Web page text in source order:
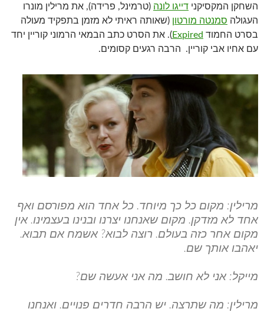
השחקן המקסיקני דייגו לונה (טרמינל, פרידה), את מרילין מונרו
העגולה סמנטה מורטון (שאותה ראיתי לא מזמן בתפקיד מעולה
בסרט החמוד Expired). את הסרט כתב הבמאי הרמוני קוריין יחד
עם אחיו אבי קוריין. הרבה רגעים קסומים.
מרילין: מקום כל כך מיוחד. כל אחד הוא מפורסם ואף
אחד לא מזדקן. מקום שאנחנו יצרנו ובנינו בעצמינו. אין
מקום אחר כזה בעולם. רוצה לבוא? אשמח אם תבוא.
יאהבו אותך שם.
מייקל: אני לא חושב. מה אני אעשה שם?
מרילין: מה שתרצה. יש הרבה חדרים פנויים. ואנחנו